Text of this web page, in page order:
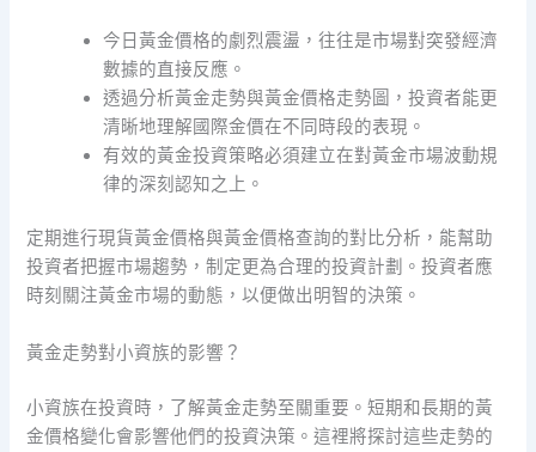
今日黃金價格的劇烈震盪，往往是市場對突發經濟
數據的直接反應。
透過分析黃金走勢與黃金價格走勢圖，投資者能更
清晰地理解國際金價在不同時段的表現。
有效的黃金投資策略必須建立在對黃金市場波動規
律的深刻認知之上。
定期進行現貨黃金價格與黃金價格查詢的對比分析，能幫助
投資者把握市場趨勢，制定更為合理的投資計劃。投資者應
時刻關注黃金市場的動態，以便做出明智的決策。
黃金走勢對小資族的影響？
小資族在投資時，了解黃金走勢至關重要。短期和長期的黃
金價格變化會影響他們的投資決策。這裡將探討這些走勢的